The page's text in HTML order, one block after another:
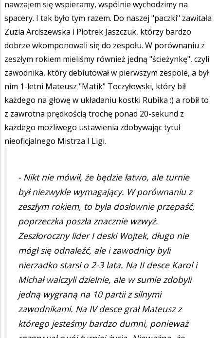
nawzajem się wspieramy, wspólnie wychodzimy na
spacery. I tak było tym razem. Do naszej "paczki" zawitała
Zuzia Arciszewska i Piotrek Jaszczuk, którzy bardzo
dobrze wkomponowali się do zespołu. W porównaniu z
zeszłym rokiem mieliśmy również jedną "ścieżynkę", czyli
zawodnika, który debiutował w pierwszym zespole, a był
nim 1-letni Mateusz "Matik" Toczyłowski, który bił
każdego na głowę w układaniu kostki Rubika :) a robił to
z zawrotna prędkością trochę ponad 20-sekund z
każdego możliwego ustawienia zdobywając tytuł
nieoficjalnego Mistrza I Ligi.
- Nikt nie mówił, że będzie łatwo, ale turnie
był niezwykle wymagający. W porównaniu z
zeszłym rokiem, to była dosłownie przepaść,
poprzeczka poszła znacznie wzwyż.
Zeszłoroczny lider I deski Wojtek, długo nie
mógł się odnaleźć, ale i zawodnicy byli
nierzadko starsi o 2-3 lata. Na II desce Karol i
Michał walczyli dzielnie, ale w sumie zdobyli
jedną wygraną na 10 partii z silnymi
zawodnikami. Na IV desce grał Mateusz z
którego jesteśmy bardzo dumni, ponieważ